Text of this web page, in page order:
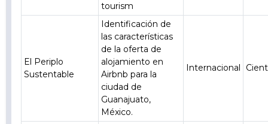
tourism
El Periplo
Sustentable
Identificación de
las características
de la oferta de
alojamiento en
Airbnb para la
ciudad de
Guanajuato,
México.
Internacional